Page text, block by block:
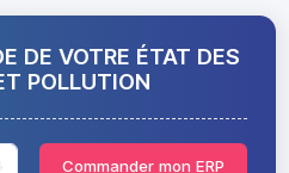
DE VOTRE ÉTAT DES
POLLUTION
Commander mon ERP